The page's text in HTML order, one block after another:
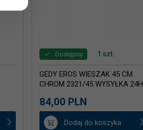
Dostępny 1 szt.
GEDY EROS WIESZAK 45 CM
CHROM 2321/45 WYSYŁKA 24H
84,00 PLN
Dodaj do koszyka